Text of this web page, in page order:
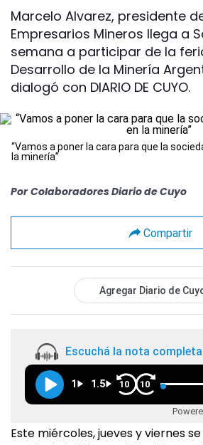
Marcelo Alvarez, presidente
Empresarios Mineros llega a
semana a participar de la
Desarrollo de la Minería
dialogó con DIARIO DE CUYO.
“Vamos a poner la cara para que la
la minería”
Por Colaboradores Diario de Cuyo
Compartir
Agregar Diario de
Escuchá la nota completa
1 1.5 10 10
Este miércoles, jueves y viernes